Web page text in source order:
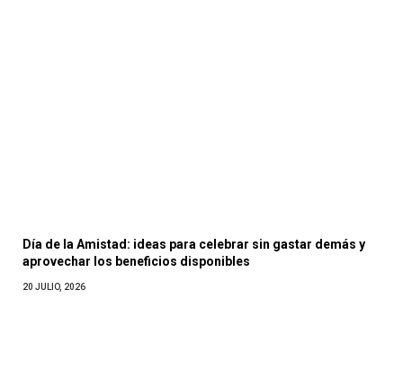
Día de la Amistad: ideas para celebrar sin gastar demás y
aprovechar los beneficios disponibles
20 JULIO, 2026